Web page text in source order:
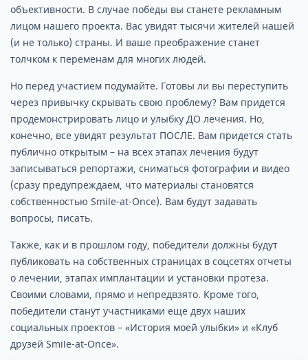
объективности. В случае победы вы станете рекламным
лицом нашего проекта. Вас увидят тысячи жителей нашей
(и не только) страны. И ваше преображение станет
толчком к переменам для многих людей.
Но перед участием подумайте. Готовы ли вы переступить
через привычку скрывать свою проблему? Вам придется
продемонстрировать лицо и улыбку ДО лечения. Но,
конечно, все увидят результат ПОСЛЕ. Вам придется стать
публично открытым – на всех этапах лечения будут
записываться репортажи, сниматься фотографии и видео
(сразу предупреждаем, что материалы становятся
собственностью Smile-at-Once). Вам будут задавать
вопросы, писать.
Также, как и в прошлом году, победители должны будут
публиковать на собственных страницах в соцсетях отчеты
о лечении, этапах имплантации и установки протеза.
Своими словами, прямо и непредвзято. Кроме того,
победители станут участниками еще двух наших
социальных проектов – «История моей улыбки» и «Клуб
друзей Smile-at-Once».